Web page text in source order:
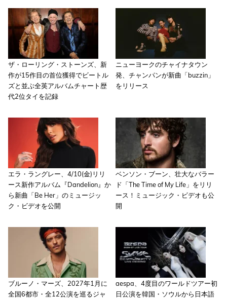
ザ・ローリング・ストーンズ、新
作が15作目の首位獲得でビートル
ズと並ぶ全英アルバムチャート歴
代2位タイを記録
ニューヨークのチャイナタウン
発、チャンパンが新曲「buzzin」
をリリース
エラ・ラングレー、4/10(金)リリ
ース新作アルバム『Dandelion』か
ら新曲「Be Her」のミュージッ
ク・ビデオを公開
ベンソン・ブーン、壮大なバラー
ド「The Time of My Life」をリリ
ース！ミュージック・ビデオも公
開
ブルーノ・マーズ、2027年1月に
全国6都市・全12公演を巡るジャ
aespa、4度目のワールドツアー初
日公演を韓国・ソウルから日本語